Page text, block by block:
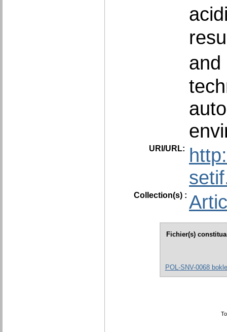
and
URI/URL:
Collection(s) :
Fichier(s)
POL-SNV-0068